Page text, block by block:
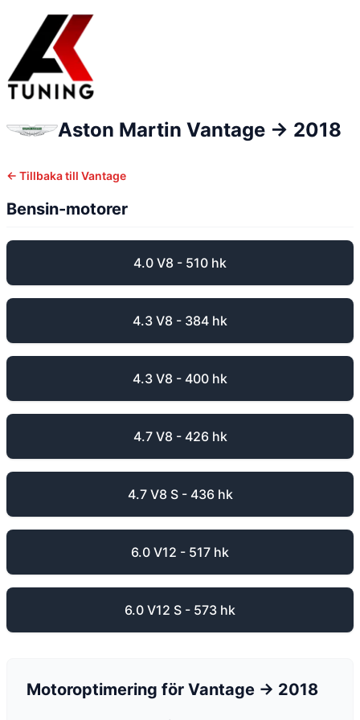
Aston Martin Vantage -> 2018
← Tillbaka till Vantage
Bensin-motorer
4.0 V8 - 510 hk
4.3 V8 - 384 hk
4.3 V8 - 400 hk
4.7 V8 - 426 hk
4.7 V8 S - 436 hk
6.0 V12 - 517 hk
6.0 V12 S - 573 hk
Motoroptimering för Vantage -> 2018